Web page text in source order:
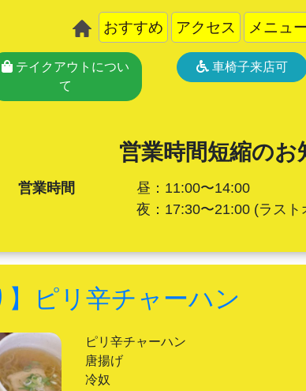
おすすめ アクセス メニュ
テイクアウトについ
て
車椅子来店可
営業時間短縮のお
営業時間
昼：11:00〜14:00
夜：17:30〜21:00(ラスト
】ピリ辛チャーハン
ピリ辛チャーハン
唐揚げ
冷奴